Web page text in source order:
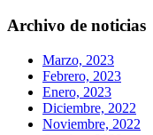
Archivo de noticias
Marzo, 2023
Febrero, 2023
Enero, 2023
Diciembre, 2022
Noviembre, 2022